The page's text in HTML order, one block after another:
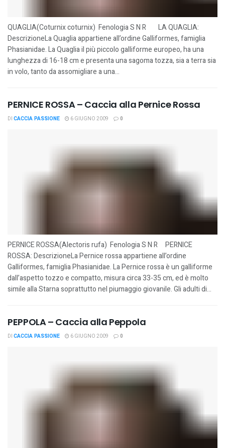
QUAGLIA(Coturnix coturnix) Fenologia S N R LA QUAGLIA:
DescrizioneLa Quaglia appartiene all’ordine Galliformes, famiglia
Phasianidae. La Quaglia il più piccolo galliforme europeo, ha una
lunghezza di 16-18 cm e presenta una sagoma tozza, sia a terra sia
in volo, tanto da assomigliare a una...
PERNICE ROSSA – Caccia alla Pernice Rossa
DI CACCIA PASSIONE 6 GIUGNO 2009 0
PERNICE ROSSA(Alectoris rufa) Fenologia S N R PERNICE
ROSSA: DescrizioneLa Pernice rossa appartiene all’ordine
Galliformes, famiglia Phasianidae. La Pernice rossa è un galliforme
dall’aspetto tozzo e compatto, misura circa 33-35 cm, ed è molto
simile alla Starna soprattutto nel piumaggio giovanile. Gli adulti di...
PEPPOLA – Caccia alla Peppola
DI CACCIA PASSIONE 6 GIUGNO 2009 0